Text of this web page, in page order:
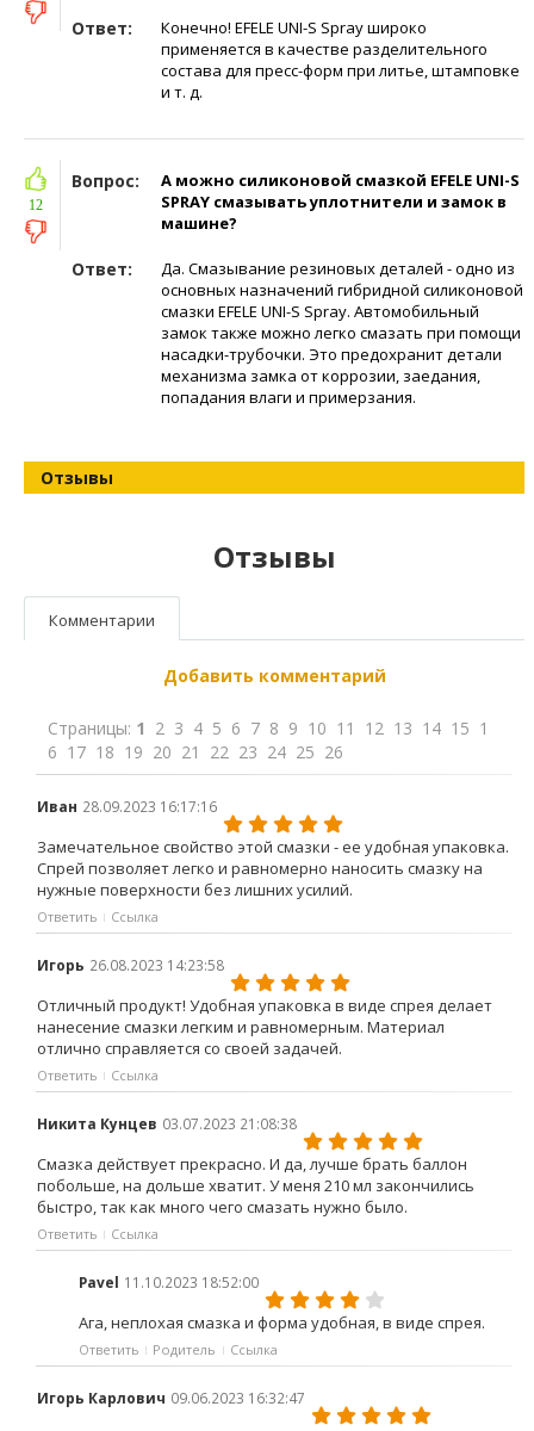
Ответ:
Конечно! EFELE UNI-S Spray широко
применяется в качестве разделительного
состава для пресс-форм при литье, штамповке
и т. д.
Вопрос:
А можно силиконовой смазкой EFELE UNI-S
SPRAY смазывать уплотнители и замок в
машине?
Ответ:
Да. Смазывание резиновых деталей - одно из
основных назначений гибридной силиконовой
смазки EFELE UNI-S Spray. Автомобильный
замок также можно легко смазать при помощи
насадки-трубочки. Это предохранит детали
механизма замка от коррозии, заедания,
попадания влаги и примерзания.
12
Отзывы
Отзывы
Комментарии
Добавить комментарий
Страницы: 1 2 3 4 5 6 7 8 9 10 11 12 13 14 15 1
6 17 18 19 20 21 22 23 24 25 26
Иван 28.09.2023 16:17:16
Замечательное свойство этой смазки - ее удобная упаковка.
Спрей позволяет легко и равномерно наносить смазку на
нужные поверхности без лишних усилий.
Ответить Ссылка
Игорь 26.08.2023 14:23:58
Отличный продукт! Удобная упаковка в виде спрея делает
нанесение смазки легким и равномерным. Материал
отлично справляется со своей задачей.
Ответить Ссылка
Никита Кунцев 03.07.2023 21:08:38
Смазка действует прекрасно. И да, лучше брать баллон
побольше, на дольше хватит. У меня 210 мл закончились
быстро, так как много чего смазать нужно было.
Ответить Ссылка
Pavel 11.10.2023 18:52:00
Ага, неплохая смазка и форма удобная, в виде спрея.
Ответить Родитель Ссылка
Игорь Карлович 09.06.2023 16:32:47